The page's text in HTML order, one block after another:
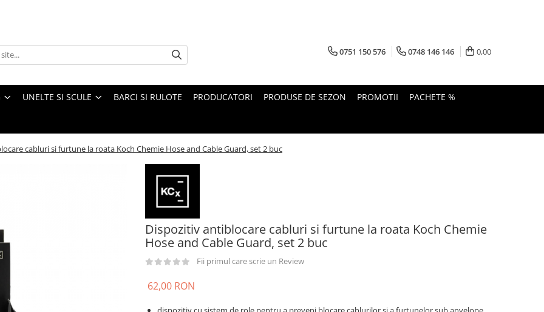
0751 150 576 0748 146 146 0,00
UNELTE SI SCULE BARCI SI RULOTE PRODUCATORI PRODUSE DE SEZON PROMOTII PACHETE %
cabluri si furtune la roata Koch Chemie Hose and Cable Guard, set 2 buc
Dispozitiv antiblocare cabluri si furtune la roata Koch Chemie
Hose and Cable Guard, set 2 buc
Fii primul care scrie un Review
62,00 RON